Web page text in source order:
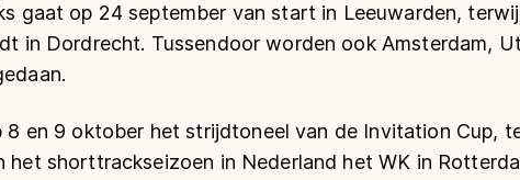
gaat op 24 september van start in Leeuwarden,
in Dordrecht. Tussendoor worden ook Amsterdam,
8 en 9 oktober het strijdtoneel van de Invitation Cup,
het shorttrackseizoen in Nederland het WK in